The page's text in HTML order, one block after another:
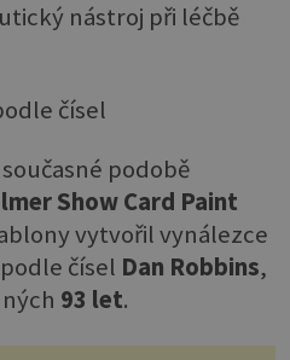
nástroj při léčbě
čísel
podobě
Show Card Paint
vytvořil vynálezce
čísel Dan Robbins,
93 let.